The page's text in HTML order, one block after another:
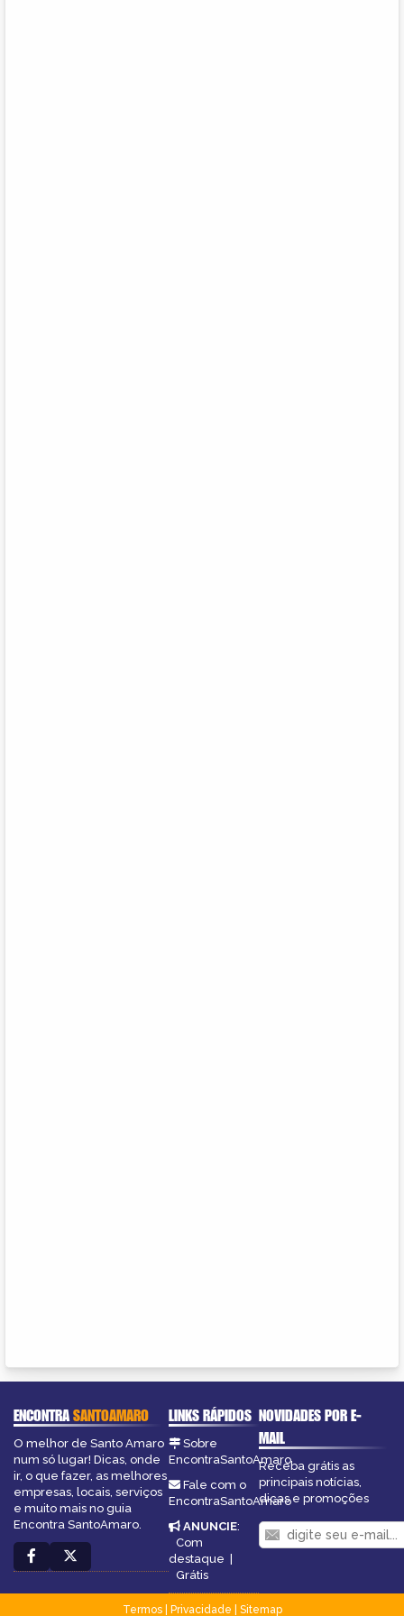
ENCONTRASANTOAMARO
O melhor de Santo Amaro
num só lugar! Dicas, onde
ir, o que fazer, as melhores
empresas, locais, serviços
e muito mais no guia
Encontra SantoAmaro.
LINKS RÁPIDOS
Sobre
EncontraSantoAmaro
Fale com o
EncontraSantoAmaro
ANUNCIE:
Com
destaque |
Grátis
NOVIDADES POR E-
MAIL
Receba grátis as
principais notícias,
dicas e promoções
Termos| Privacidade
Sitemap